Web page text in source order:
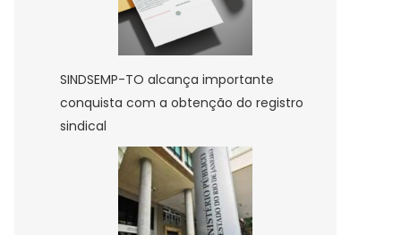
SINDSEMP-TO alcança importante
conquista com a obtenção do registro
sindical